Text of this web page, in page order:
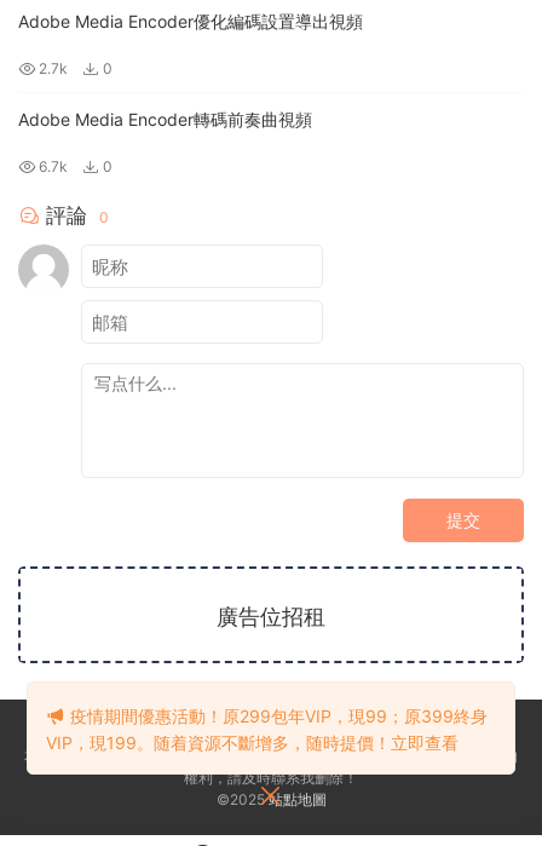
Adobe Media Encoder優化編碼設置導出視頻
2.7k 0
Adobe Media Encoder轉碼前奏曲視頻
6.7k 0
評論 0
提交
廣告位招租
京公網安備 188888888
本站部分文章、資源來自互聯網，版權歸原作者及網站所有，如果侵犯了您的
權利，請及時聯系我删除！
©2025站點地圖
疫情期間優惠活動！原299包年VIP，現99；原399終身
VIP，現199。随着資源不斷增多，随時提價！立即查看